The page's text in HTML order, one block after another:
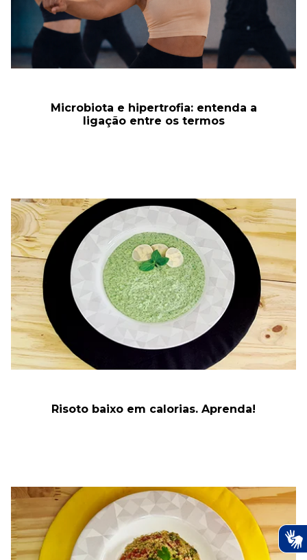
Microbiota e hipertrofia: entenda a
ligação entre os termos
Risoto baixo em calorias. Aprenda!